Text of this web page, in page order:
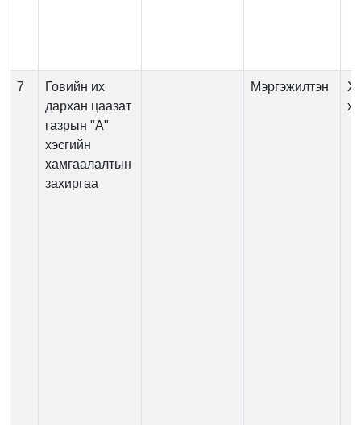
7
Говийн их
дархан цаазат
газрын "А"
хэсгийн
хамгаалалтын
захиргаа
Мэргэжилтэн